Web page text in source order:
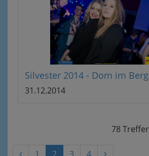
Silvester 2014 - Dom im Berg
31.12.2014
78 Treffer